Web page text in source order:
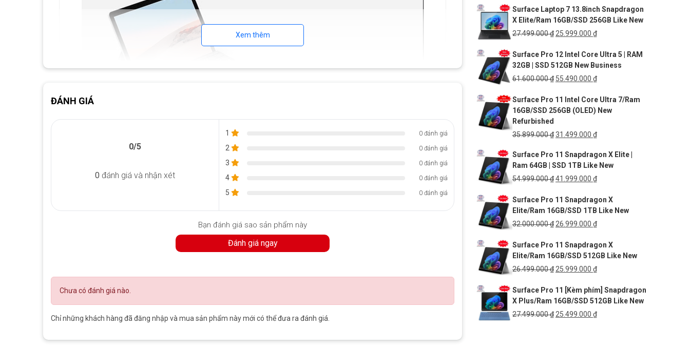
Surface Go 2 ở chế độ máy tính xách tay có gắn Type Cover và mở Kickstand
Tăng kích thước từ 10 inch lên 10,5 so với bản tiền nhiệm. Tạo ra sự khác biệt lớn khi xem nội dung video.
Xem thêm
ĐÁNH GIÁ
0/5
0 đánh giá và nhận xét
1 0 đánh giá
2 0 đánh giá
3 0 đánh giá
4 0 đánh giá
5 0 đánh giá
Bạn đánh giá sao sản phẩm này
Đánh giá ngay
Chưa có đánh giá nào.
Chỉ những khách hàng đã đăng nhập và mua sản phẩm này mới có thể đưa ra đánh giá.
Surface Laptop 7 13.8inch Snapdragon
X Elite/Ram 16GB/SSD 256GB Like New
27.499.000₫ Giá
là:
27.499.000 ₫.
25.999.000 ₫Giá
tại
là:
25.999.000 ₫.
Surface Pro 12 Intel Core Ultra 5 | RAM
32GB | SSD 512GB New Business
61.600.000₫ Giá
là:
61.600.000 ₫.
55.490.000 ₫Giá
tại
là:
Surface Pro 11 Intel Core Ultra 7/Ram
16GB/SSD 256GB (OLED) New
Refurbished
35.899.000₫Giá
là:
35.899.000 ₫.
31.499.000 ₫Giá
tại
là:
31.499.000 ₫.
Surface Pro 11 Snapdragon X Elite |
Ram 64GB | SSD 1TB Like New
54.999.000₫Giá
là:
54.999.000 ₫.
41.999.000 ₫Giá
tại
là:
41.999.000 ₫.
Surface Pro 11 Snapdragon X
Elite/Ram 16GB/SSD 1TB Like New
32.000.000₫ Giá
là:
32.000.000 ₫.
26.999.000 ₫Giá
tại
là:
26.999.000 ₫.
Surface Pro 11 Snapdragon X
Elite/Ram 16GB/SSD 512GB Like New
26.499.000₫ Giá
là:
26.499.000 ₫.
25.999.000 ₫Giá
tại
là:
25.999.000 ₫.
Surface Pro 11 [Kèm phím] Snapdragon
X Plus/Ram 16GB/SSD 512GB Like New
27.499.000₫ Giá
25.499.000 ₫Giá